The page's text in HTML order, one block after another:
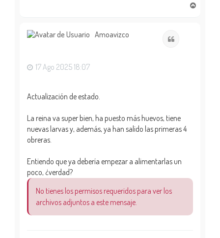
Amoavizco
17 Ago 2025 18:07
Actualización de estado.
La reina va super bien, ha puesto más huevos, tiene
nuevas larvas y, además, ya han salido las primeras 4
obreras.
Entiendo que ya debería empezar a alimentarlas un
poco, ¿verdad?
No tienes los permisos requeridos para ver los
archivos adjuntos a este mensaje.